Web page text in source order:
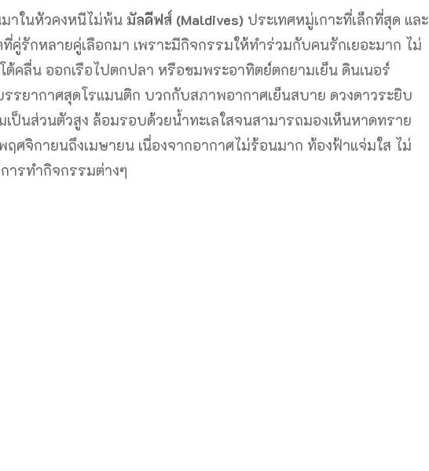
าในหัวคงหนีไม่พ้น มัลดีฟส์ (Maldives) ประเทศหมู่เกาะที่เล็กที่สุด และ
คู่รักหลายคู่เลือกมา เพราะมีกิจกรรมให้ทำร่วมกับคนรักเยอะมาก ไม่
ต้คลื่น ออกเรือไปตกปลา หรือชมพระอาทิตย์ตกยามเย็น ดินเนอร์
รยากาศสุดโรแมนติก บวกกับสภาพอากาศเย็นสบาย ดวงดาวระยิบ
ป็นส่วนตัวสูง ล้อมรอบด้วยน้ำทะเลใสจนสามารถมองเห็นหาดทราย
ฤศจิกายนถึงเมษายน เนื่องจากอากาศไม่ร้อนมาก ท้องฟ้าแจ่มใส ไม่
ารทำกิจกรรมต่างๆ